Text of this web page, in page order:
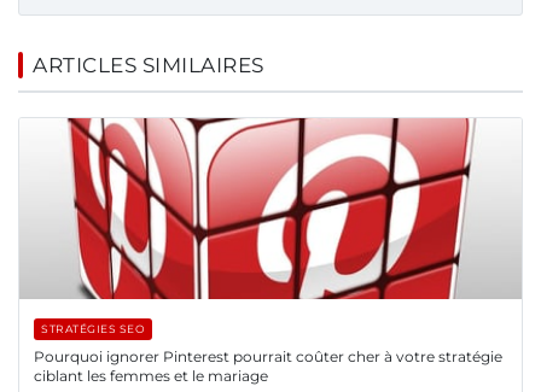
ARTICLES SIMILAIRES
STRATÉGIES SEO
Pourquoi ignorer Pinterest pourrait coûter cher à votre stratégie
ciblant les femmes et le mariage